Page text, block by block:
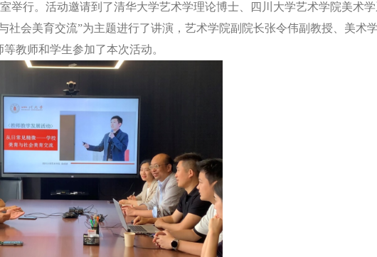
举行。 活动邀请到了清华大学艺术学理论博士、四川大学艺术学院美术
会美育交流”为主题进行了讲演，艺术学院副院长张令伟副教授、美术学
教师和学生参加了本次活动。